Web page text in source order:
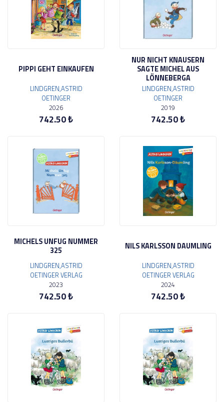
PIPPI GEHT EINKAUFEN
LINDGREN,ASTRID
OETINGER
2026
742.50 ₺
NUR NICHT KNAUSERN
SAGTE MICHEL AUS
LÖNNEBERGA
LINDGREN,ASTRID
OETINGER
2019
742.50 ₺
MICHELS UNFUG NUMMER
325
LINDGREN,ASTRID
OETINGER VERLAG
2023
742.50 ₺
NILS KARLSSON DAUMLING
LINDGREN,ASTRID
OETINGER VERLAG
2024
742.50 ₺